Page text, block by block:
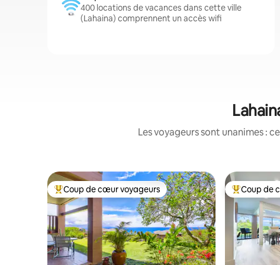
400 locations de vacances dans cette ville
(Lahaina) comprennent un accès wifi
Les voyageurs sont unanimes :
Coups de cœur voyageurs les plus appréciés
Coup de cœur voyageurs Coups de
Coup de